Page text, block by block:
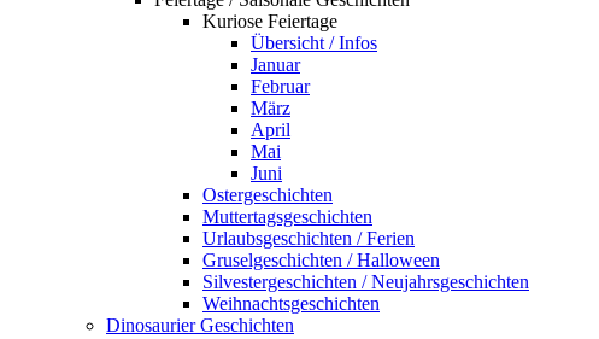
Kuriose Feiertage
Übersicht / Infos
Januar
Februar
März
April
Mai
Juni
Ostergeschichten
Muttertagsgeschichten
Urlaubsgeschichten / Ferien
Gruselgeschichten / Halloween
Silvestergeschichten / Neujahrsgeschichten
Weihnachtsgeschichten
Dinosaurier Geschichten